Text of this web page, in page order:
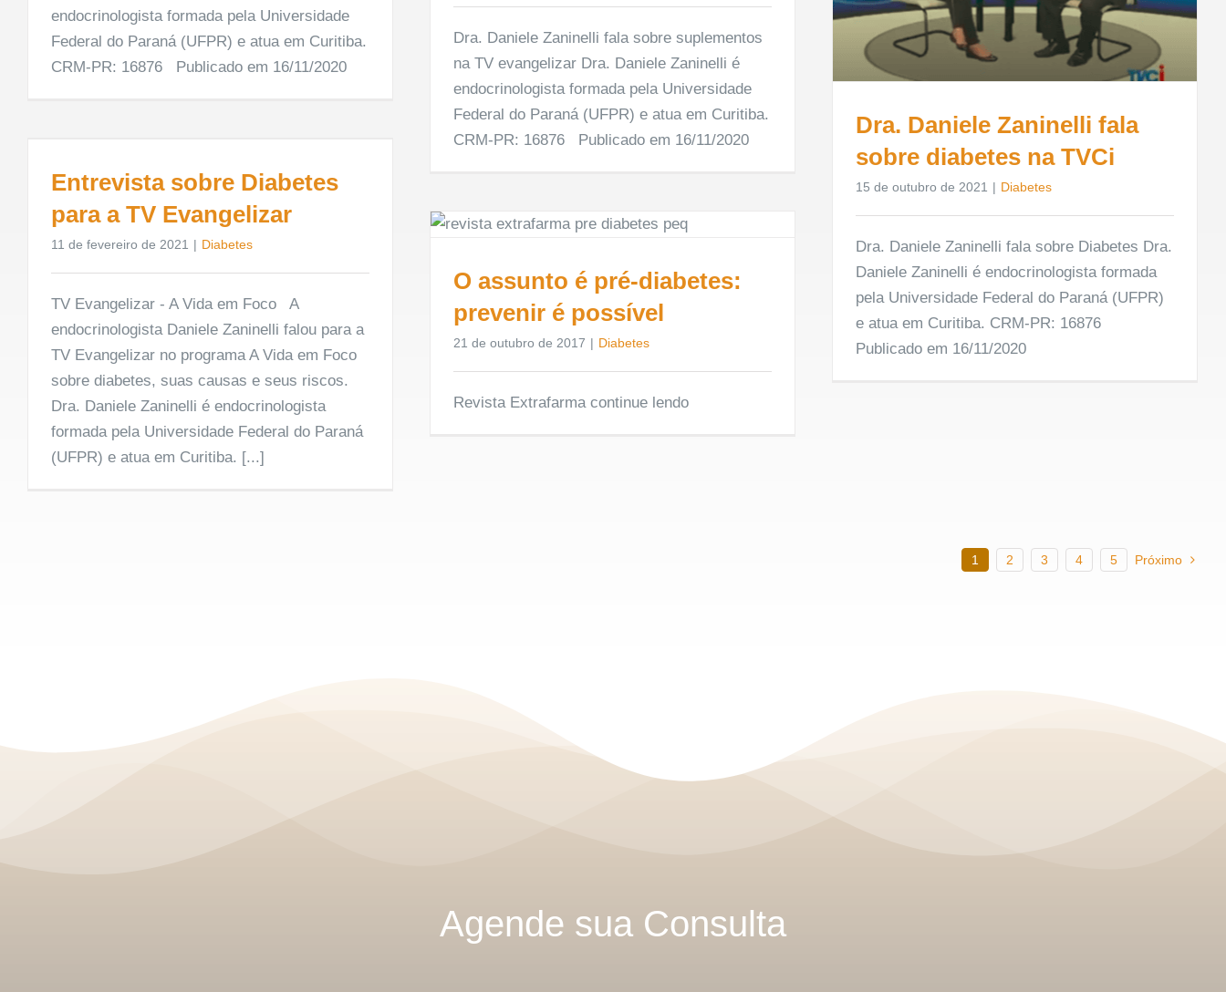
endocrinologista formada pela Universidade
Federal do Paraná (UFPR) e atua em Curitiba.
CRM-PR: 16876 Publicado em 16/11/2020
Dra. Daniele Zaninelli fala sobre suplementos
na TV evangelizar Dra. Daniele Zaninelli é
endocrinologista formada pela Universidade
Federal do Paraná (UFPR) e atua em Curitiba.
CRM-PR: 16876 Publicado em 16/11/2020
Dra. Daniele Zaninelli fala
sobre diabetes na TVCi
15 de outubro de 2021 | Diabetes
Dra. Daniele Zaninelli fala sobre Diabetes Dra.
Daniele Zaninelli é endocrinologista formada
pela Universidade Federal do Paraná (UFPR)
e atua em Curitiba. CRM-PR: 16876
Publicado em 16/11/2020
Entrevista sobre Diabetes
para a TV Evangelizar
11 de fevereiro de 2021 | Diabetes
TV Evangelizar - A Vida em Foco A
endocrinologista Daniele Zaninelli falou para a
TV Evangelizar no programa A Vida em Foco
sobre diabetes, suas causas e seus riscos.
Dra. Daniele Zaninelli é endocrinologista
formada pela Universidade Federal do Paraná
(UFPR) e atua em Curitiba. [...]
O assunto é pré-diabetes:
prevenir é possível
21 de outubro de 2017 | Diabetes
Revista Extrafarma continue lendo
1 2 3 4 5 Próximo
Agende sua Consulta